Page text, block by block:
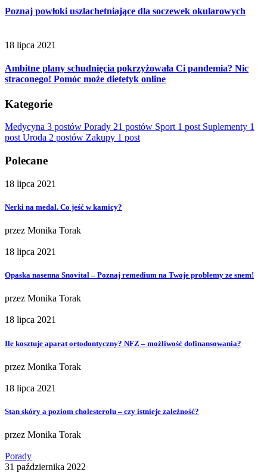
Poznaj powłoki uszlachetniające dla soczewek okularowych
18 lipca 2021
Ambitne plany schudnięcia pokrzyżowała Ci pandemia? Nic
straconego! Pomóc może dietetyk online
Kategorie
Medycyna 3 postów Porady 21 postów Sport 1 post Suplementy 1
post Uroda 2 postów Zakupy 1 post
Polecane
18 lipca 2021
Nerki na medal. Co jeść w kamicy?
przez Monika Torak
18 lipca 2021
Opaska nasenna Snovital – Poznaj remedium na Twoje problemy ze snem!
przez Monika Torak
18 lipca 2021
Ile kosztuje aparat ortodontyczny? NFZ – możliwość dofinansowania?
przez Monika Torak
18 lipca 2021
Stan skóry a poziom cholesterolu – czy istnieje zależność?
przez Monika Torak
Porady
31 października 2022